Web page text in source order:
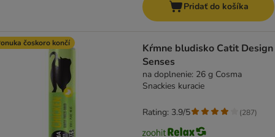
Pridať do košíka
čoskoro končí
Kŕmne bludisko Catit Design
Senses
na doplnenie: 26 g Cosma
Snackies kuracie
Rating: 3.9/5 (287)